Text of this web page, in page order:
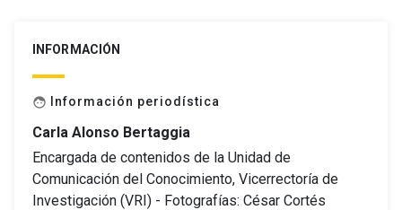
INFORMACIÓN
face Información periodística
Carla Alonso Bertaggia
Encargada de contenidos de la Unidad de
Comunicación del Conocimiento, Vicerrectoría de
Investigación (VRI) - Fotografías: César Cortés